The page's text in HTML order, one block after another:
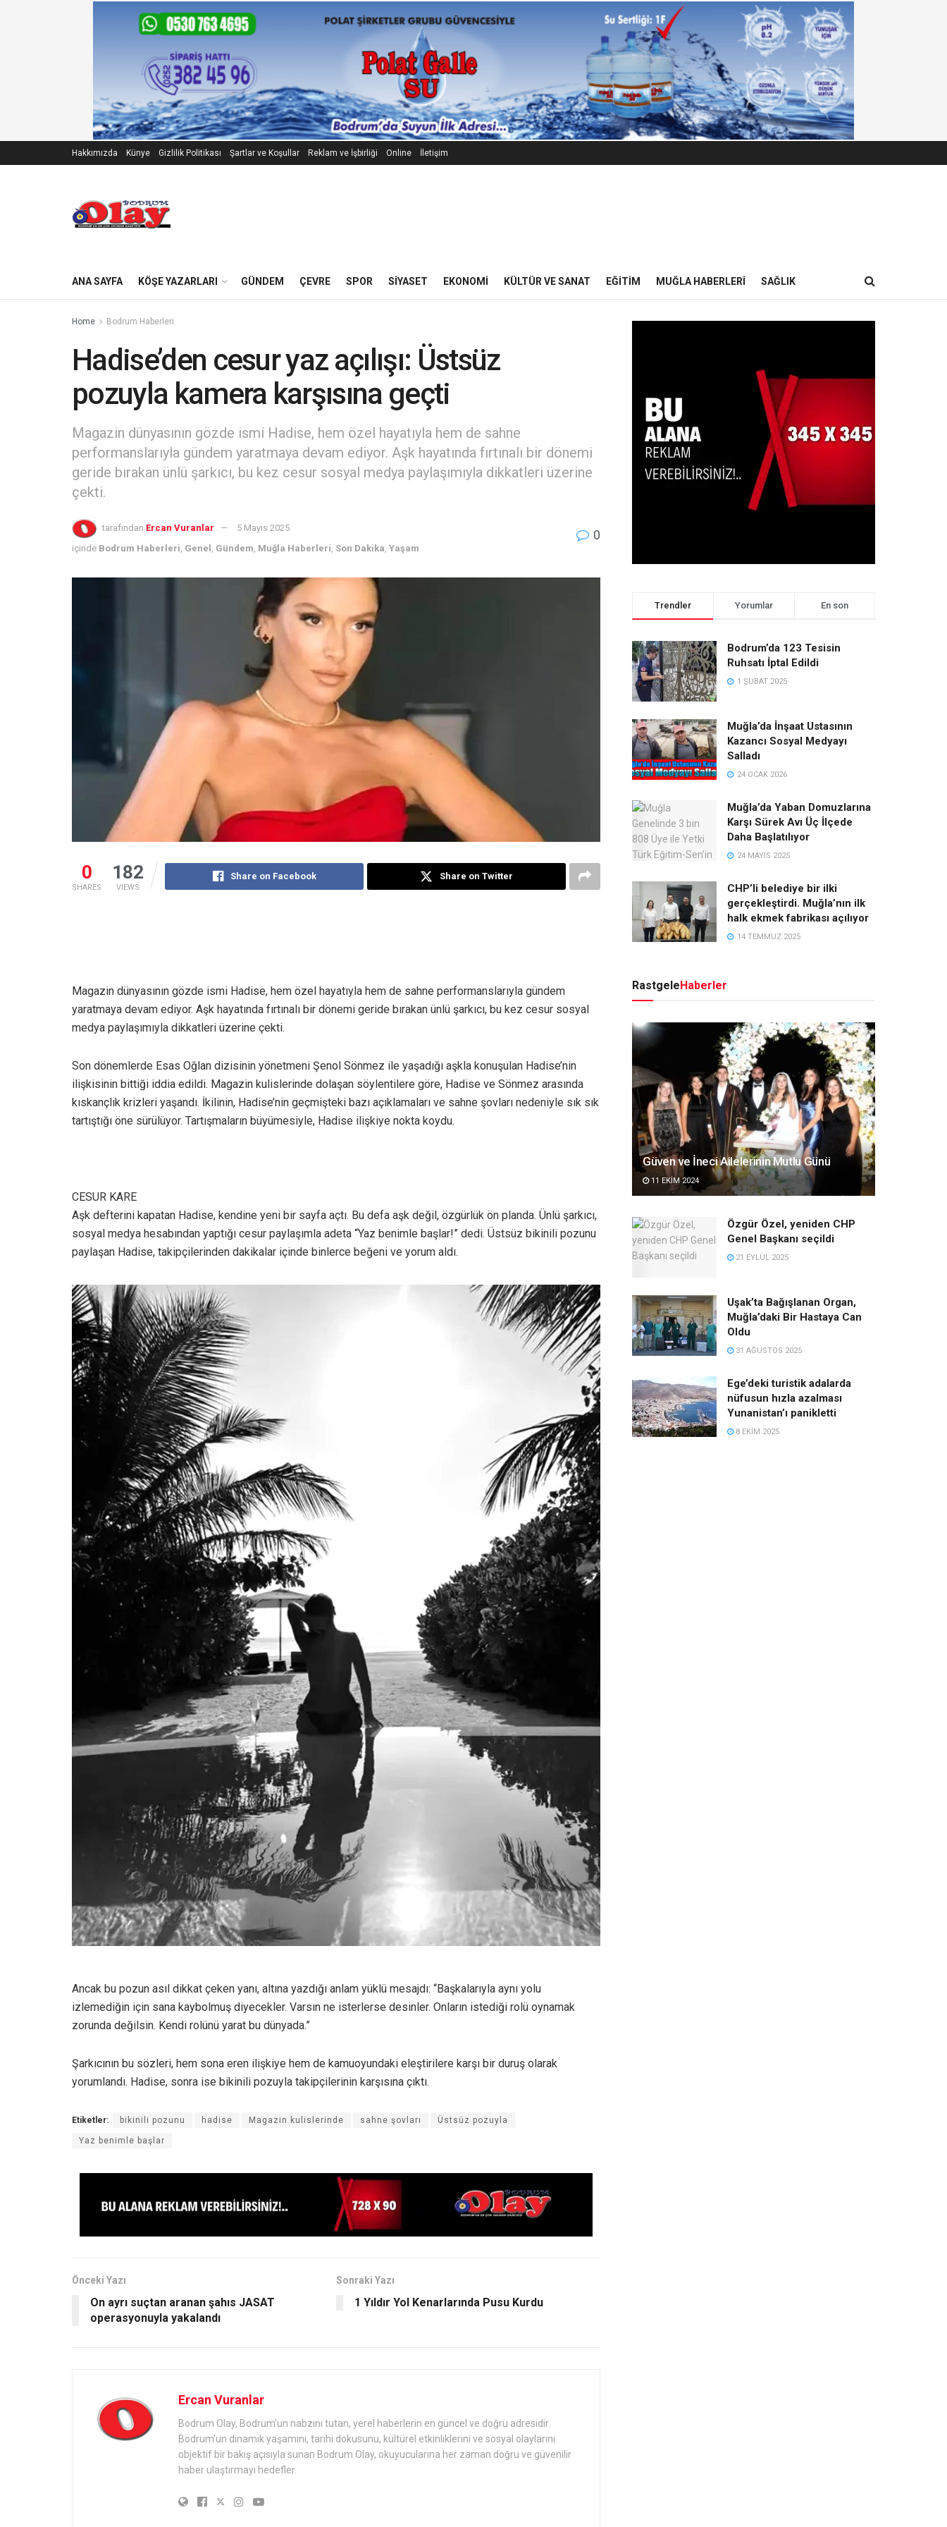
Hakkımızda Künye Gizlilik Politikası Şartlar ve Koşullar Reklam ve İşbirliği Online İletişim
ANA SAYFA KÖŞE YAZARLARI GÜNDEM ÇEVRE SPOR SIYASET EKONOMI KÜLTÜR VE SANAT EĞITIM MUĞLA HABERLERI SAĞLIK
Home Bodrum Haberleri
Hadise’den cesur yaz açılışı: Üstsüz
pozuyla kamera karşısına geçti
Magazin dünyasının gözde ismi Hadise, hem özel hayatıyla hem de sahne
performanslarıyla gündem yaratmaya devam ediyor. Aşk hayatında fırtınalı bir dönemi
geride bırakan ünlü şarkıcı, bu kez cesur sosyal medya paylaşımıyla dikkatleri üzerine
çekti.
tarafından Ercan Vuranlar
5 Mayıs 2025
içinde Bodrum Haberleri Genel Gündem Muğla Haberleri Son Dakika Yaşam
0
0
SHARES
182
VIEWS
Share on Facebook Share on Twitter
Magazin dünyasının gözde ismi Hadise, hem özel hayatıyla hem de sahne performanslarıyla gündem
yaratmaya devam ediyor. Aşk hayatında fırtınalı bir dönemi geride bırakan ünlü şarkıcı, bu kez cesur sosyal
medya paylaşımıyla dikkatleri üzerine çekti.
Son dönemlerde Esas Oğlan dizisinin yönetmeni Şenol Sönmez ile yaşadığı aşkla konuşulan Hadise’nin
ilişkisinin bittiği iddia edildi. Magazin kulislerinde dolaşan söylentilere göre, Hadise ve Sönmez arasında
kıskançlık krizleri yaşandı. İkilinin, Hadise’nin geçmişteki bazı açıklamaları ve sahne şovları nedeniyle sık sık
tartıştığı öne sürülüyor. Tartışmaların büyümesiyle, Hadise ilişkiye nokta koydu.
CESUR KARE
Aşk defterini kapatan Hadise, kendine yeni bir sayfa açtı. Bu defa aşk değil, özgürlük ön planda. Ünlü şarkıcı,
sosyal medya hesabından yaptığı cesur paylaşımla adeta “Yaz benimle başlar!” dedi. Üstsüz bikinili pozunu
paylaşan Hadise, takipçilerinden dakikalar içinde binlerce beğeni ve yorum aldı.
Ancak bu pozun asıl dikkat çeken yanı, altına yazdığı anlam yüklü mesajdı: “Başkalarıyla aynı yolu
izlemediğin için sana kaybolmuş diyecekler. Varsın ne isterlerse desinler. Onların istediği rolü oynamak
zorunda değilsin. Kendi rolünü yarat bu dünyada.”
Şarkıcının bu sözleri, hem sona eren ilişkiye hem de kamuoyundaki eleştirilere karşı bir duruş olarak
yorumlandı. Hadise, sonra ise bikinili pozuyla takipçilerinin karşısına çıktı.
Etiketler: bikinili pozunu hadise Magazin kulislerinde sahne şovları Üstsüz pozuyla
Yaz benimle başlar
Önceki Yazı
On ayrı suçtan aranan şahıs JASAT
operasyonuyla yakalandı
Sonraki Yazı
1 Yıldır Yol Kenarlarında Pusu Kurdu
Ercan Vuranlar
Bodrum Olay, Bodrum'un nabzını tutan, yerel haberlerin en güncel ve doğru adresidir.
Bodrum'un dinamik yaşamını, tarihi dokusunu, kültürel etkinliklerini ve sosyal olaylarını
objektif bir bakış açısıyla sunan Bodrum Olay, okuyucularına her zaman doğru ve güvenilir
haber ulaştırmayı hedefler.
Trendler Yorumlar En son
Bodrum’da 123 Tesisin
Ruhsatı İptal Edildi
1 ŞUBAT 2025
Muğla’da İnşaat Ustasının
Kazancı Sosyal Medyayı
Salladı
24 OCAK 2026
Muğla’da Yaban Domuzlarına
Karşı Sürek Avı Üç İlçede
Daha Başlatılıyor
24 MAYIS 2025
CHP’li belediye bir ilki
gerçekleştirdi. Muğla’nın ilk
halk ekmek fabrikası açılıyor
14 TEMMUZ 2025
RastgeleHaberler
Güven ve İneci Ailelerinin Mutlu Günü
11 EKIM 2024
Özgür Özel, yeniden CHP
Genel Başkanı seçildi
21 EYLÜL 2025
Uşak’ta Bağışlanan Organ,
Muğla’daki Bir Hastaya Can
Oldu
31 AĞUSTOS 2025
Ege’deki turistik adalarda
nüfusun hızla azalması
Yunanistan’ı panikletti
8 EKIM 2025